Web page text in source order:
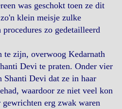
was geschokt toen ze dit
klein meisje zulke
zo gedetailleerd
te zijn, overwoog Kedarnath
Devi te praten. Onder vier
Shanti Devi dat ze in haar
waardoor ze niet veel kon
erg zwak waren